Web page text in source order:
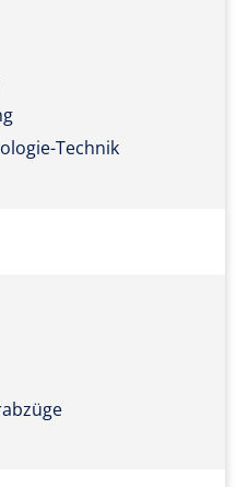
Technik